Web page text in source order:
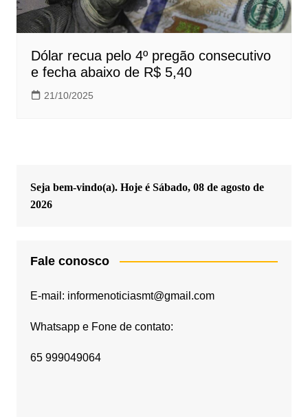
Dólar recua pelo 4º pregão consecutivo
e fecha abaixo de R$ 5,40
21/10/2025
Seja bem-vindo(a). Hoje é Sábado, 08 de agosto de
2026
Fale conosco
E-mail: informenoticiasmt@gmail.com
Whatsapp e Fone de contato:
65 999049064